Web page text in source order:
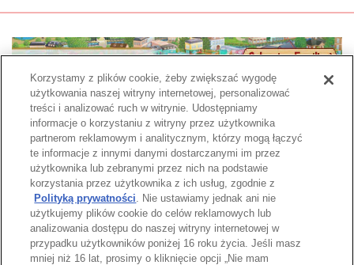
Strona katalogu
Góra strony
Korzystamy z plików cookie, żeby zwiększać wygodę
użytkowania naszej witryny internetowej, personalizować
treści i analizować ruch w witrynie. Udostępniamy
informacje o korzystaniu z witryny przez użytkownika
partnerom reklamowym i analitycznym, którzy mogą łączyć
te informacje z innymi danymi dostarczanymi im przez
użytkownika lub zebranymi przez nich na podstawie
korzystania przez użytkownika z ich usług, zgodnie z
Polityką prywatności. Nie ustawiamy jednak ani nie
użytkujemy plików cookie do celów reklamowych lub
analizowania dostępu do naszej witryny internetowej w
przypadku użytkowników poniżej 16 roku życia. Jeśli masz
mniej niż 16 lat, prosimy o kliknięcie opcji „Nie mam